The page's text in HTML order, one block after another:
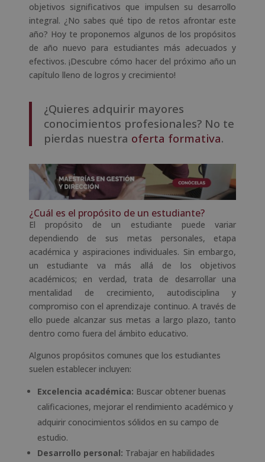
objetivos significativos que impulsen su desarrollo
integral. ¿No sabes qué tipo de retos afrontar este
año? Hoy te proponemos algunos de los propósitos
de año nuevo para estudiantes más adecuados y
efectivos. ¡Descubre cómo hacer del próximo año un
capítulo lleno de logros y crecimiento!
¿Quieres adquirir mayores
conocimientos profesionales? No te
pierdas nuestra oferta formativa.
¿Cuál es el propósito de un estudiante?
El propósito de un estudiante puede variar
dependiendo de sus metas personales, etapa
académica y aspiraciones individuales. Sin embargo,
un estudiante va más allá de los objetivos
académicos; en verdad, trata de desarrollar una
mentalidad de crecimiento, autodisciplina y
compromiso con el aprendizaje continuo. A través de
ello puede alcanzar sus metas a largo plazo, tanto
dentro como fuera del ámbito educativo.
Algunos propósitos comunes que los estudiantes
suelen establecer incluyen:
Excelencia académica: Buscar obtener buenas
calificaciones, mejorar el rendimiento académico y
adquirir conocimientos sólidos en su campo de
estudio.
Desarrollo personal: Trabajar en habilidades